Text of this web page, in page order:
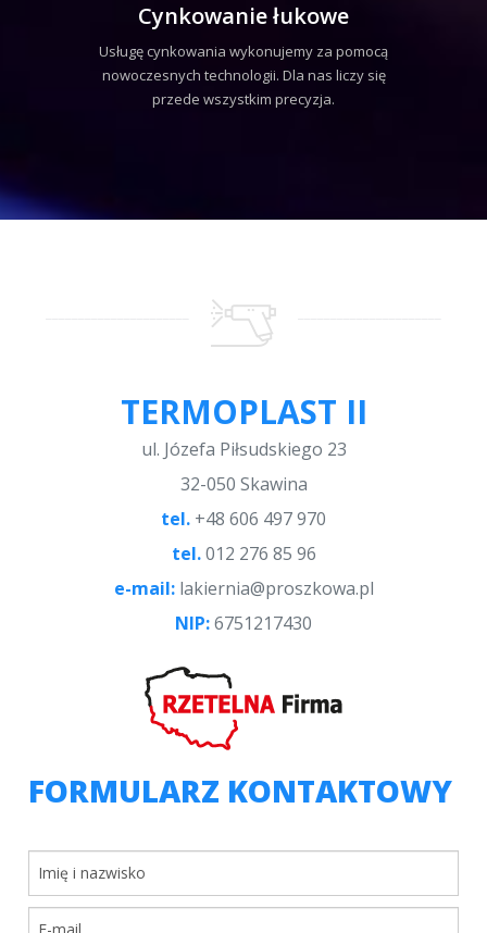
Cynkowanie łukowe
Usługę cynkowania wykonujemy za pomocą
nowoczesnych technologii. Dla nas liczy się
przede wszystkim precyzja.
TERMOPLAST II
ul. Józefa Piłsudskiego 23
32-050 Skawina
tel. +48 606 497 970
tel. 012 276 85 96
e-mail: lakiernia@proszkowa.pl
NIP:6751217430
FORMULARZ KONTAKTOWY